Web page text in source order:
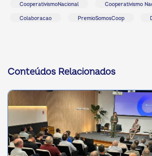
CooperativismoNacional Cooperativismo
Colaboracao PremioSomosCoop
Conteúdos Relacionados